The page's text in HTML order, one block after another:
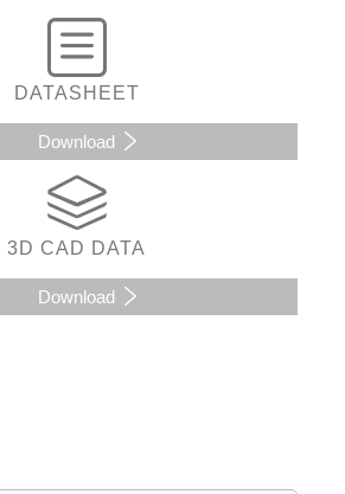
DATASHEET
Download
3D CAD DATA
Download